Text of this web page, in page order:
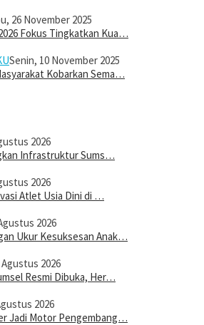
26 November 2025
Fokus Tingkatkan Kua…
Senin, 10 November 2025
Kobarkan Sema…
2026
Infrastruktur Sums…
2026
Atlet Usia Dini di …
2026
Ukur Kesuksesan Anak…
2026
Resmi Dibuka, Her…
2026
Jadi Motor Pengembang…